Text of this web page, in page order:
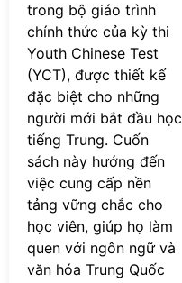
trong bộ giáo trình
chính thức của kỳ thi
Youth Chinese Test
(YCT), được thiết kế
đặc biệt cho những
người mới bắt đầu học
tiếng Trung. Cuốn
sách này hướng đến
việc cung cấp nền
tảng vững chắc cho
học viên, giúp họ làm
quen với ngôn ngữ và
văn hóa Trung Quốc